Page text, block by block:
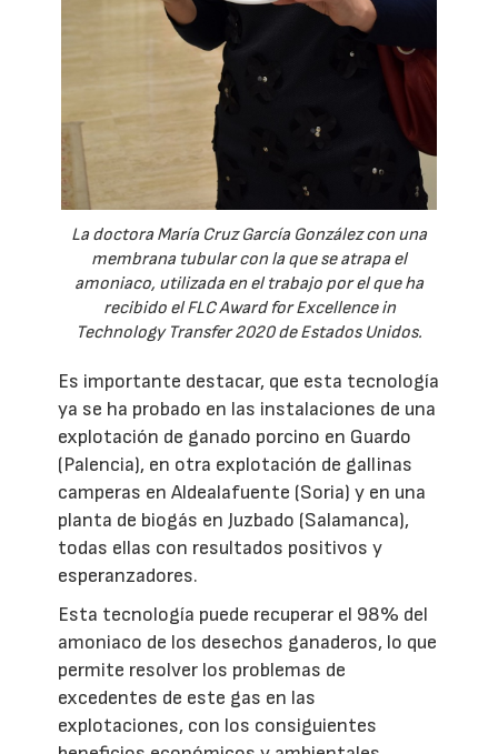
La doctora María Cruz García González con una
membrana tubular con la que se atrapa el
amoniaco, utilizada en el trabajo por el que ha
recibido el FLC Award for Excellence in
Technology Transfer 2020 de Estados Unidos.
Es importante destacar, que esta tecnología
ya se ha probado en las instalaciones de una
explotación de ganado porcino en Guardo
(Palencia), en otra explotación de gallinas
camperas en Aldealafuente (Soria) y en una
planta de biogás en Juzbado (Salamanca),
todas ellas con resultados positivos y
esperanzadores.
Esta tecnología puede recuperar el 98% del
amoniaco de los desechos ganaderos, lo que
permite resolver los problemas de
excedentes de este gas en las
explotaciones, con los consiguientes